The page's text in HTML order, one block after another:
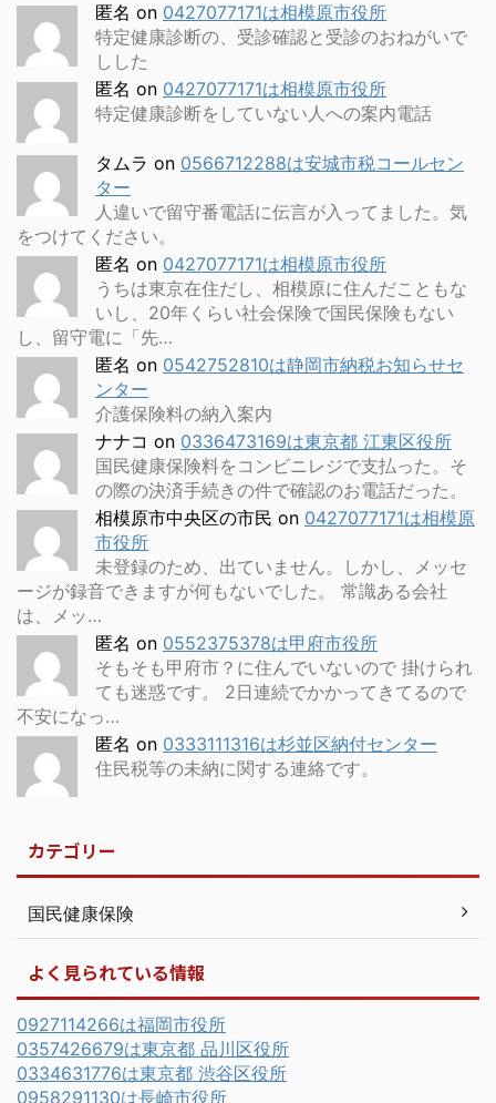
匿名 on 0427077171は相模原市役所
特定健康診断の、受診確認と受診のおねがいで
しした
匿名 on 0427077171は相模原市役所
特定健康診断をしていない人への案内電話
タムラ on 0566712288は安城市税コールセン
ター
人違いで留守番電話に伝言が入ってました。気
をつけてください。
匿名 on 0427077171は相模原市役所
うちは東京在住だし、相模原に住んだこともな
いし、20年くらい社会保険で国民保険もない
し、留守電に「先…
匿名 on 0542752810は静岡市納税お知らせセ
ンター
介護保険料の納入案内
ナナコ on 0336473169は東京都 江東区役所
国民健康保険料をコンビニレジで支払った。そ
の際の決済手続きの件で確認のお電話だった。
相模原市中央区の市民 on 0427077171は相模原
市役所
未登録のため、出ていません。しかし、メッセ
ージが録音できますが何もないでした。 常識ある会社
は、メッ…
匿名 on 0552375378は甲府市役所
そもそも甲府市？に住んでいないので 掛けられ
ても迷惑です。 2日連続でかかってきてるので
不安になっ…
匿名 on 0333111316は杉並区納付センター
住民税等の未納に関する連絡です。
カテゴリー
国民健康保険
よく見られている情報
0927114266は福岡市役所
0357426679は東京都 品川区役所
0334631776は東京都 渋谷区役所
0958291130は長崎市役所